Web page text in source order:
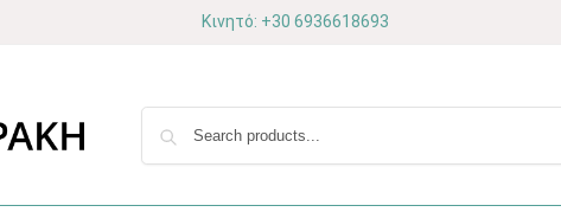
Κινητό: +30 6936618693